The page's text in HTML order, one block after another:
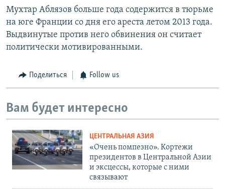
Мухтар Аблязов больше года содержится в тюрьме
на юге Франции со дня его ареста летом 2013 года.
Выдвинутые против него обвинения он считает
политически мотивированными.
Поделиться Follow us
Вам будет интересно
ЦЕНТРАЛЬНАЯ АЗИЯ
«Очень помпезно». Кортежи
президентов в Центральной Азии
и эксцессы, которые с ними
связывают